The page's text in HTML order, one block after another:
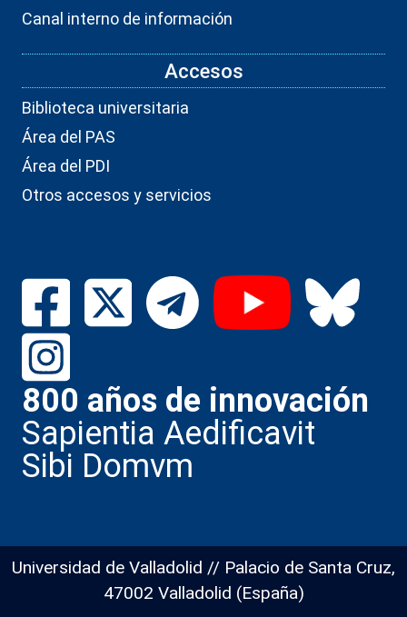
Canal interno de información
Accesos
Biblioteca universitaria
Área del PAS
Área del PDI
Otros accesos y servicios
800 años de innovación
Sapientia Aedificavit
Sibi Domvm
Universidad de Valladolid // Palacio de Santa Cruz,
47002 Valladolid (España)